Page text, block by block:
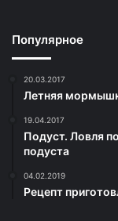
Популярное
20.03.2017
Летняя
19.04.2017
Подуст. Ловля
подуста
04.02.2019
Рецепт